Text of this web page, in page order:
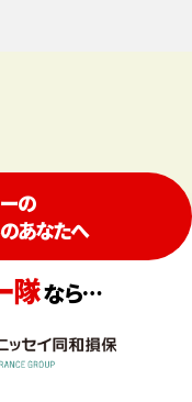
の
あなたへ
隊なら…